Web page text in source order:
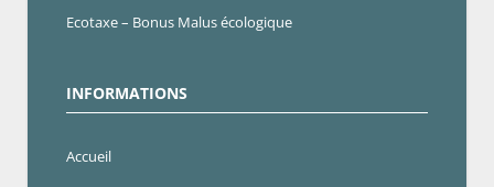
Ecotaxe – Bonus Malus écologique
INFORMATIONS
Accueil